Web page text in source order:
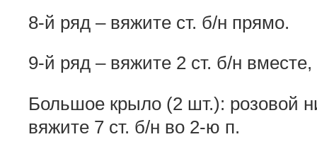
8-й ряд – вяжите ст. б/н прямо.
9-й ряд – вяжите 2 ст. б/н
Большое крыло (2 шт.): розовой
вяжите 7 ст. б/н во 2-ю п.